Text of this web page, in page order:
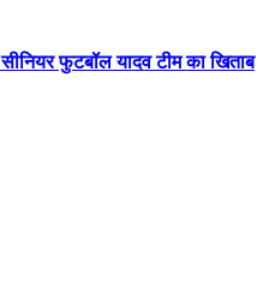
सीनियर फुटबॉल यादव टीम का खिताब